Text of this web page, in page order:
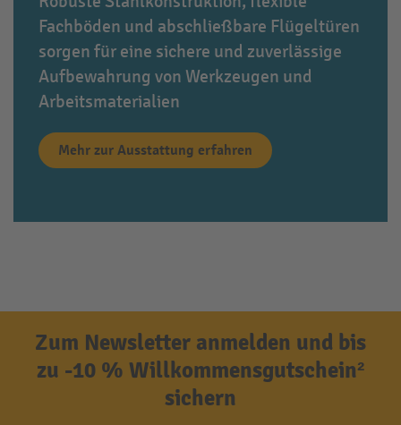
Fachböden und abschließbare Flügeltüren
sorgen für eine sichere und zuverlässige
Aufbewahrung von Werkzeugen und
Arbeitsmaterialien
Mehr zur Ausstattung erfahren
Zum Newsletter anmelden und bis
zu -10 % Willkommensgutschein²
sichern